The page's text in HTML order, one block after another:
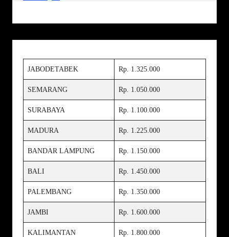
JABODETABEK Rp. 1.325.000
SEMARANG Rp. 1.050.000
SURABAYA Rp. 1.100.000
MADURA Rp. 1.225.000
BANDAR LAMPUNG Rp. 1.150.000
BALI Rp. 1.450.000
PALEMBANG Rp. 1.350.000
JAMBI Rp. 1.600.000
KALIMANTAN Rp. 1.800.000